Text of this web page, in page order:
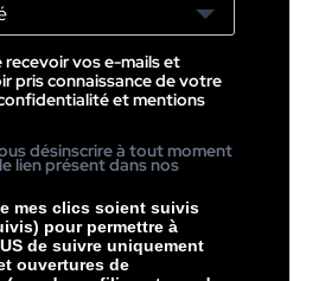
recevoir vos e-mails et
pris connaissance de votre
et mentions
désinscrire à tout moment
lien présent dans nos
mes clics soient suivis
pour permettre à
de suivre uniquement
ouvertures de